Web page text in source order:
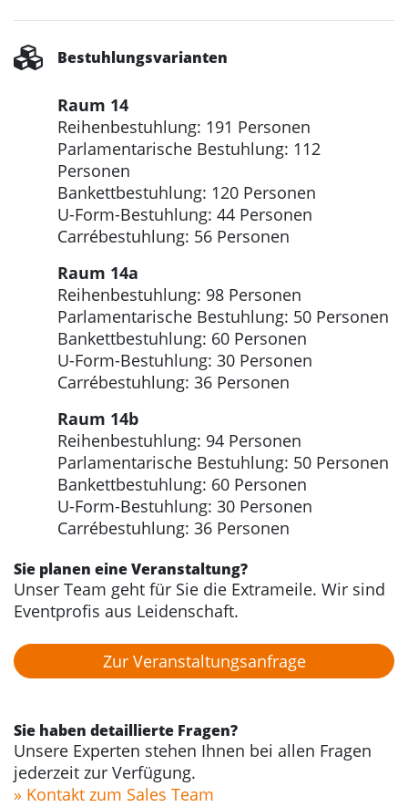
Bestuhlungsvarianten
Raum 14
Reihenbestuhlung: 191 Personen
Parlamentarische Bestuhlung: 112
Personen
Bankettbestuhlung: 120 Personen
U-Form-Bestuhlung: 44 Personen
Carrébestuhlung: 56 Personen
Raum 14a
Reihenbestuhlung: 98 Personen
Parlamentarische Bestuhlung: 50 Personen
Bankettbestuhlung: 60 Personen
U-Form-Bestuhlung: 30 Personen
Carrébestuhlung: 36 Personen
Raum 14b
Reihenbestuhlung: 94 Personen
Parlamentarische Bestuhlung: 50 Personen
Bankettbestuhlung: 60 Personen
U-Form-Bestuhlung: 30 Personen
Carrébestuhlung: 36 Personen
Sie planen eine Veranstaltung?
Unser Team geht für Sie die Extrameile. Wir sind
Eventprofis aus Leidenschaft.
Zur Veranstaltungs­anfrage
Sie haben detaillierte Fragen?
Unsere Experten stehen Ihnen bei allen Fragen
jederzeit zur Verfügung.
» Kontakt zum Sales Team